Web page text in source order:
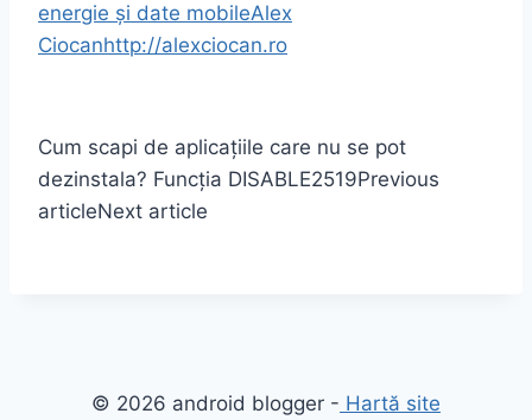
energie și date mobileAlex
Ciocanhttp://alexciocan.ro
Cum scapi de aplicațiile care nu se pot
dezinstala? Funcția DISABLE2519Previous
articleNext article
© 2026 android blogger - Hartă site